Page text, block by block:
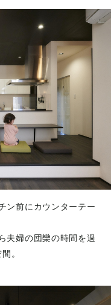
ン前にカウンターテー
夫婦の団欒の時間を過
。